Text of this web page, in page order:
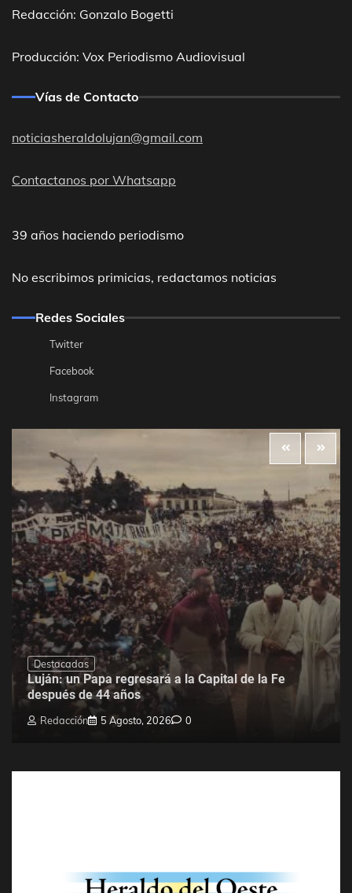
Redacción: Gonzalo Bogetti
Producción: Vox Periodismo Audiovisual
Vías de Contacto
noticiasheraldolujan@gmail.com
Contactanos por Whatsapp
39 años haciendo periodismo
No escribimos primicias, redactamos noticias
Redes Sociales
Twitter
Facebook
Instagram
Destacadas
Luján: un Papa regresará a la Capital de la Fe
después de 44 años
Redacción 5 Agosto, 2026 0